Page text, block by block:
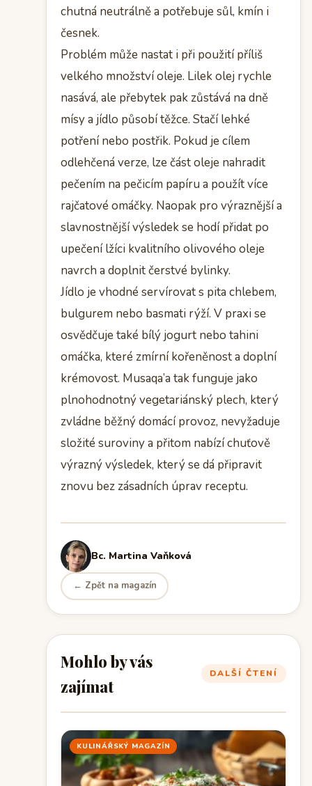
chutná neutrálně a potřebuje sůl, kmín i
česnek.
Problém může nastat i při použití příliš
velkého množství oleje. Lilek olej rychle
nasává, ale přebytek pak zůstává na dně
mísy a jídlo působí těžce. Stačí lehké
potření nebo postřik. Pokud je cílem
odlehčená verze, lze část oleje nahradit
pečením na pečicím papíru a použít více
rajčatové omáčky. Naopak pro výraznější a
slavnostnější výsledek se hodí přidat po
upečení lžíci kvalitního olivového oleje
navrch a doplnit čerstvé bylinky.
Jídlo je vhodné servírovat s pita chlebem,
bulgurem nebo basmati rýží. V praxi se
osvědčuje také bílý jogurt nebo tahini
omáčka, které zmírní kořeněnost a doplní
krémovost. Musaqa’a tak funguje jako
plnohodnotný vegetariánský plech, který
zvládne běžný domácí provoz, nevyžaduje
složité suroviny a přitom nabízí chuťově
výrazný výsledek, který se dá připravit
znovu bez zásadních úprav receptu.
Bc. Martina Vaňková
← Zpět na magazín
Mohlo by vás
zajímat
DALŠÍ ČTENÍ
KULINÁŘSKÝ MAGAZÍN